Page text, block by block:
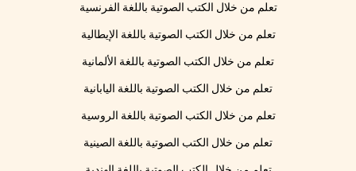
تعلم من خلال الكتب الصوتية باللغة الفرنسية
تعلم من خلال الكتب الصوتية باللغة الإيطالية
تعلم من خلال الكتب الصوتية باللغة الألمانية
تعلم من خلال الكتب الصوتية باللغة اليابانية
تعلم من خلال الكتب الصوتية باللغة الروسية
تعلم من خلال الكتب الصوتية باللغة الصينية